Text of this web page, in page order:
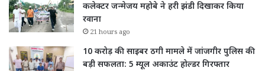
कलेक्टर जन्मेजय महोबे ने हरी झंडी दिखाकर किया
रवाना
21 hours ago
10 करोड़ की साइबर ठगी मामले में जांजगीर पुलिस की
बड़ी सफलता: 5 म्यूल अकाउंट होल्डर गिरफ्तार